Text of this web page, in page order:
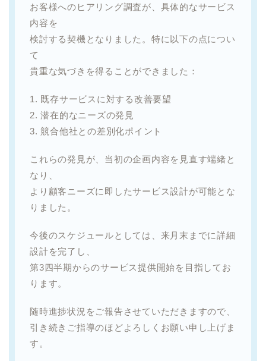
お客様へのヒアリング調査が、具体的なサービス
内容を
検討する契機となりました。特に以下の点につい
て
貴重な気づきを得ることができました：
1. 既存サービスに対する改善要望
2. 潜在的なニーズの発見
3. 競合他社との差別化ポイント
これらの発見が、当初の企画内容を見直す端緒と
なり、
より顧客ニーズに即したサービス設計が可能とな
りました。
今後のスケジュールとしては、来月末までに詳細
設計を完了し、
第3四半期からのサービス提供開始を目指してお
ります。
随時進捗状況をご報告させていただきますので、
引き続きご指導のほどよろしくお願い申し上げま
す。